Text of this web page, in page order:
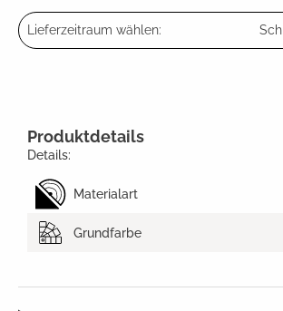
Lieferzeitraum wählen:
Produktdetails
Details:
Materialart
Grundfarbe